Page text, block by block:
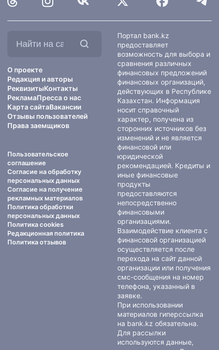
О проекте
Редакция и авторы
РеквизитыКонтакты
РекламаПресса о нас
Карта сайтаВакансии
Отзывы пользователей
Права заемщиков
Пользовательское
соглашение
Согласие на обработку
персональных данных
Согласие на получение
рекламных материалов
Политика обработки
персональных данных
Политика cookies
Редакционная политика
Политика отзывов
Портал bank.kz
предоставляет
возможность для выбора и
сравнения различных
финансовых предложений
финансовых организаций,
действующих в Республике
Казахстан. Информация
носит справочный
характер, получена из
сторонних источников без
изменений и не является
финансовой или
юридической
рекомендацией. Кредиты и
иные финансовые
продукты
предоставляются
непосредственно
финансовыми
организациями.
Взаимодействие клиента с
финансовой организацией
осуществляется после
перехода на сайт данной
организации или получения
смс-сообщения на номер
телефона, указанный в
заявке.
При использовании
материалов гиперссылка
на bank.kz обязательна.
Для рассылки
используются данные,